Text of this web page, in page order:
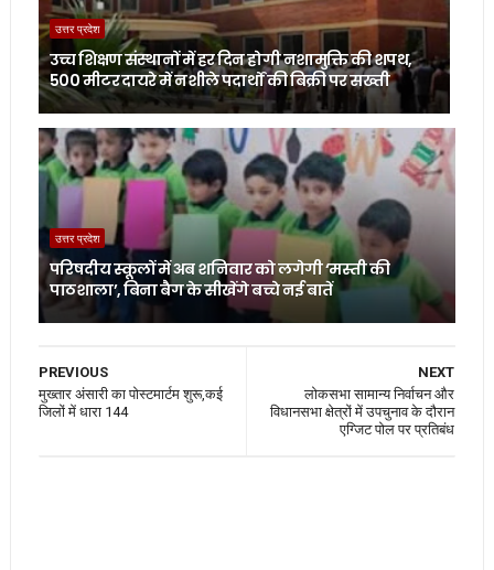
उत्तर प्रदेश
उच्च शिक्षण संस्थानों में हर दिन होगी नशामुक्ति की शपथ,
500 मीटर दायरे में नशीले पदार्थों की बिक्री पर सख्ती
उत्तर प्रदेश
परिषदीय स्कूलों में अब शनिवार को लगेगी ‘मस्ती की
पाठशाला’, बिना बैग के सीखेंगे बच्चे नई बातें
NEXT
लोकसभा सामान्य निर्वाचन और
विधानसभा क्षेत्रों में उपचुनाव के दौरान
एग्जिट पोल पर प्रतिबंध
PREVIOUS
मुख्तार अंसारी का पोस्‍टमार्टम शुरू,कई
जिलों में धारा 144